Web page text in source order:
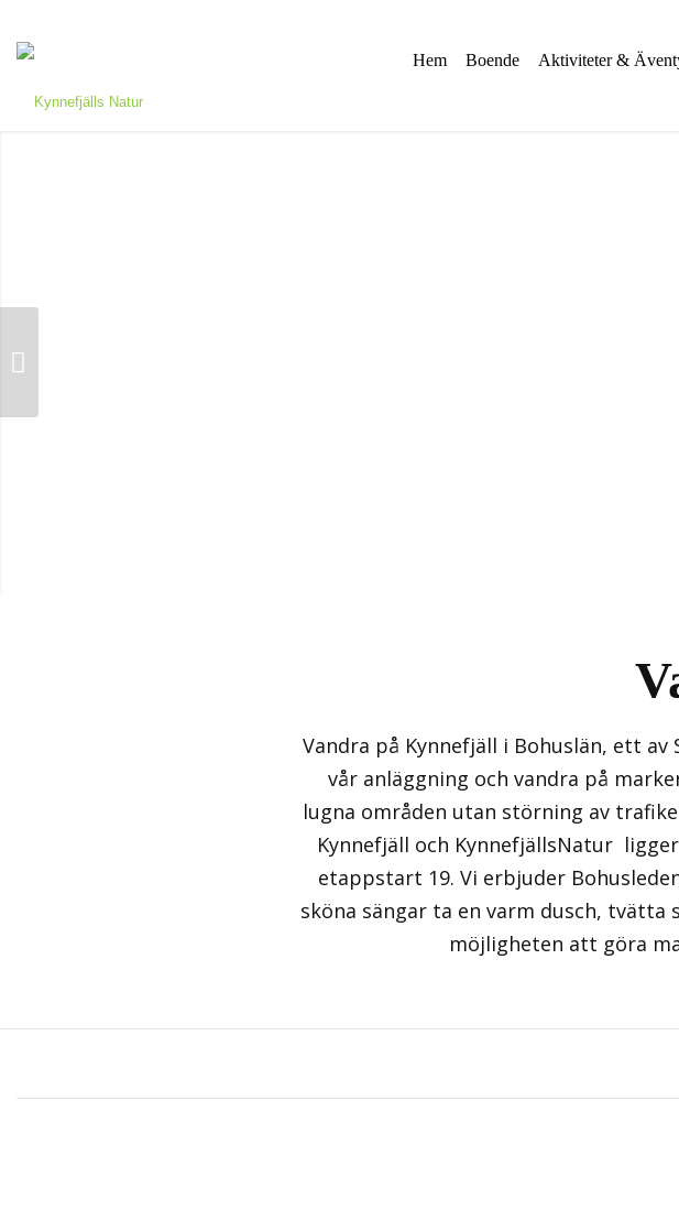
Hem Boende Aktiviteter &
Vandra på Kynnefjäll i Bohuslän, ett
vår anläggning och vandra på
lugna områden utan störning av
Kynnefjäll och KynnefjällsNatur
etappstart 19. Vi erbjuder
sköna sängar ta en varm dusch,
möjligheten att göra